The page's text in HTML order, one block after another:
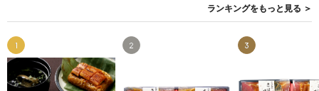
ランキングをもっと見る ＞
1 2 3